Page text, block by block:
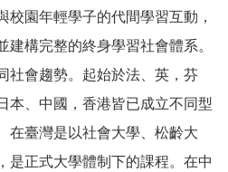
校園年輕學子的代間學習互動，
構完整的終身學習社會體系。
社會趨勢。起始於法、英，芬
本、中國，香港皆已成立不同型
在臺灣是以社會大學、松齡大
是正式大學體制下的課程。在中